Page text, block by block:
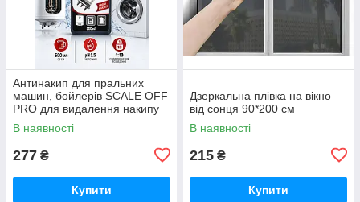
Антинакип для пральних
машин, бойлерів SCALE OFF
PRO для видалення накипу
В наявності
277 ₴
Купити
Дзеркальна плівка на вікно
від сонця 90*200 см
В наявності
215 ₴
Купити